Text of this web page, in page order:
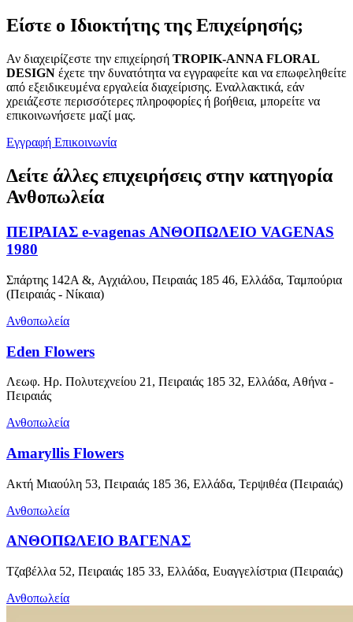
Είστε ο Ιδιοκτήτης της Επιχείρησής;
Αν διαχειρίζεστε την επιχείρησή TROPIK-ANNA FLORAL
DESIGN έχετε την δυνατότητα να εγγραφείτε και να επωφεληθείτε
από εξειδικευμένα εργαλεία διαχείρισης. Εναλλακτικά, εάν
χρειάζεστε περισσότερες πληροφορίες ή βοήθεια, μπορείτε να
επικοινωνήσετε μαζί μας.
Εγγραφή Επικοινωνία
Δείτε άλλες επιχειρήσεις στην κατηγορία
Ανθοπωλεία
ΠΕΙΡΑΙΑΣ e-vagenas ΑΝΘΟΠΩΛΕΙΟ VAGENAS
1980
Σπάρτης 142A &, Αγχιάλου, Πειραιάς 185 46, Ελλάδα, Ταμπούρια
(Πειραιάς - Νίκαια)
Ανθοπωλεία
Eden Flowers
Λεωφ. Ηρ. Πολυτεχνείου 21, Πειραιάς 185 32, Ελλάδα, Αθήνα -
Πειραιάς
Ανθοπωλεία
Amaryllis Flowers
Ακτή Μιαούλη 53, Πειραιάς 185 36, Ελλάδα, Τερψιθέα (Πειραιάς)
Ανθοπωλεία
ΑΝΘΟΠΩΛΕΙΟ ΒΑΓΕΝΑΣ
Τζαβέλλα 52, Πειραιάς 185 33, Ελλάδα, Ευαγγελίστρια (Πειραιάς)
Ανθοπωλεία